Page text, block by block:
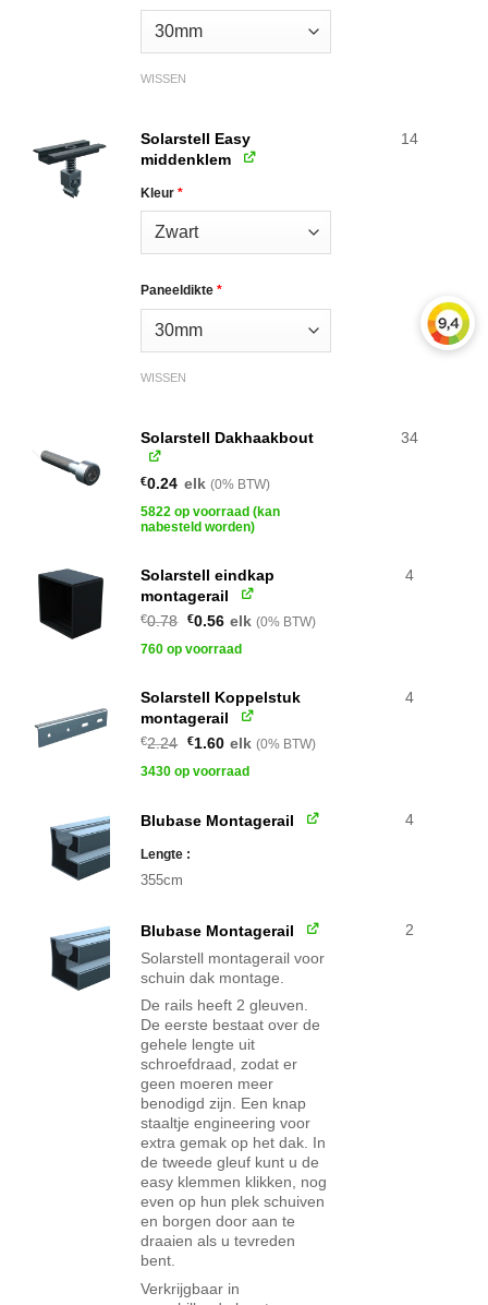
WISSEN
Solarstell Easy
middenklem
Kleur*
Paneeldikte*
WISSEN
14
Solarstell Dakhaakbout
€0.24 elk (0% BTW)
5822 op voorraad (kan
nabesteld worden)
34
Solarstell eindkap
montagerail
€0.78 Oorspronkelijke
was:
€0.56Huidige
is:
elk (0% BTW)
760 op voorraad
4
Solarstell Koppelstuk
montagerail
€2.24 Oorspronkelijke
was:
€1.60Huidige
is:
elk (0% BTW)
3430 op voorraad
4
Blubase Montagerail
Lengte
355cm
4
Blubase Montagerail
Solarstell montagerail voor
schuin dak montage.
De rails heeft 2 gleuven.
De eerste bestaat over de
gehele lengte uit
schroefdraad, zodat er
geen moeren meer
benodigd zijn. Een knap
staaltje engineering voor
extra gemak op het dak. In
de tweede gleuf kunt u de
easy klemmen klikken, nog
even op hun plek schuiven
en borgen door aan te
draaien als u tevreden
bent.
Verkrijgbaar in
2